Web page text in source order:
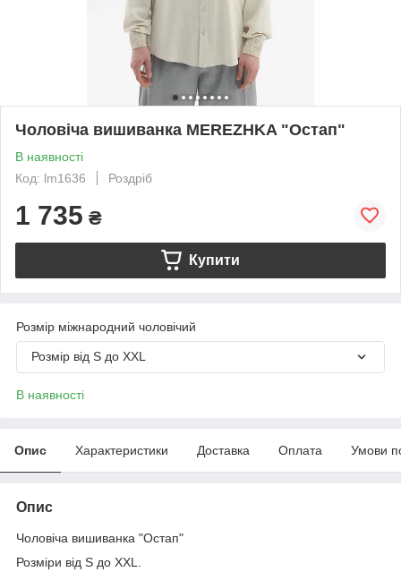
Чоловіча вишиванка MEREZHKA "Остап"
В наявності
Код: lm1636
Роздріб
1 735 ₴
Купити
Розмір міжнародний чоловічий
Розмір від S до XXL
В наявності
Опис Характеристики Доставка Оплата Умови
Опис
Чоловіча вишиванка "Остап"
Розміри від S до XXL.